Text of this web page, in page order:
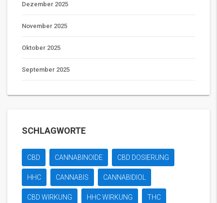
Dezember 2025
November 2025
Oktober 2025
September 2025
SCHLAGWORTE
CBD CANNABINOIDE CBD DOSIERUNG
HHC CANNABIS CANNABIDIOL
CBD WIRKUNG HHC WIRKUNG THC